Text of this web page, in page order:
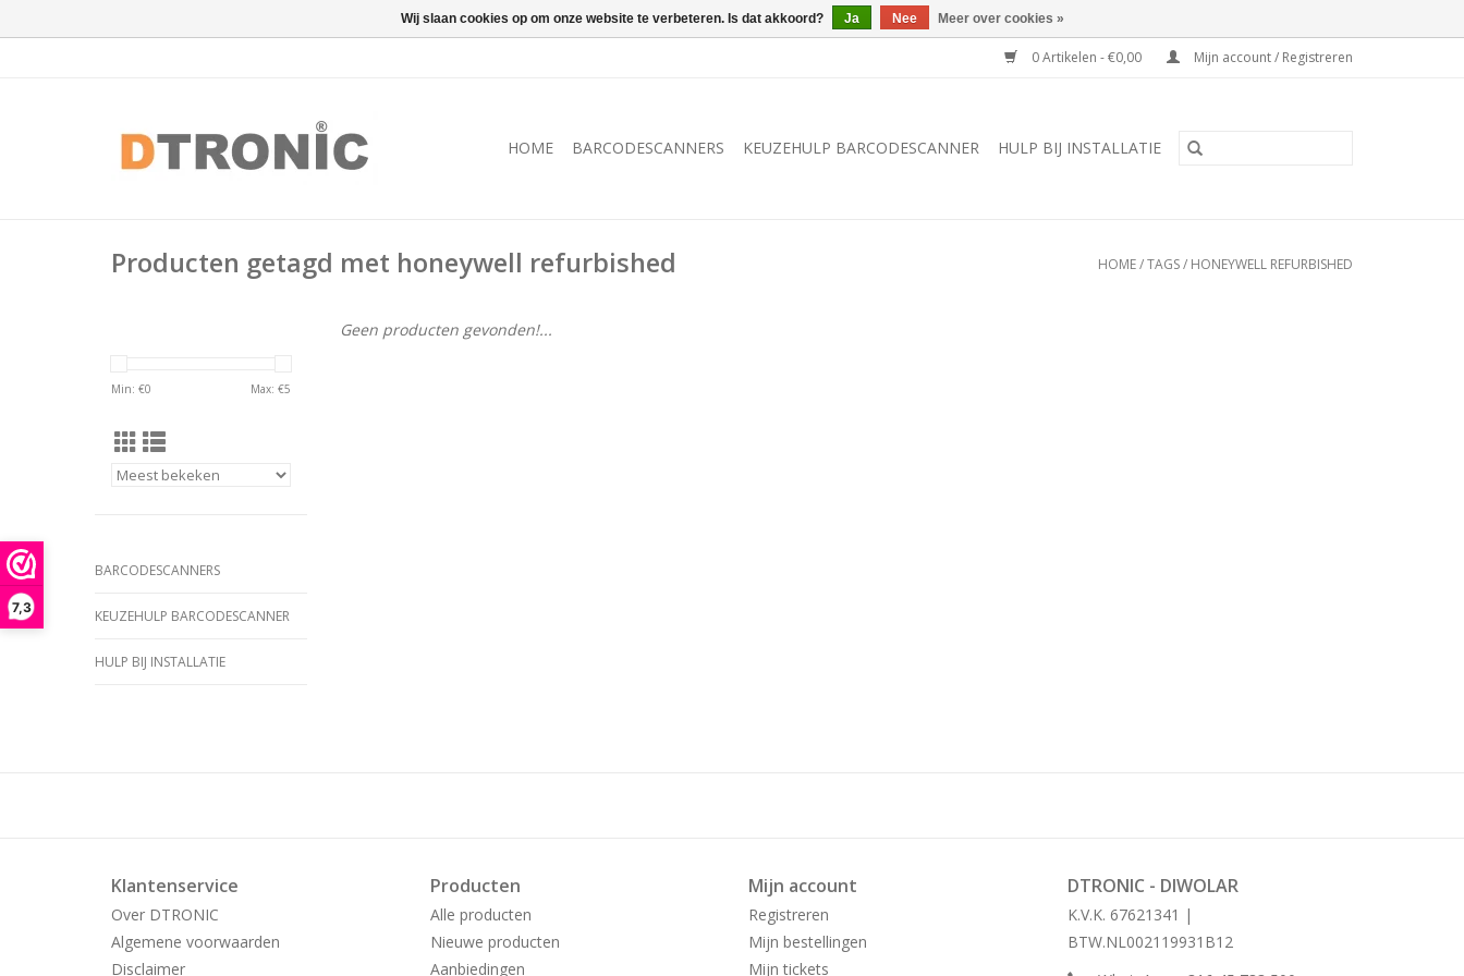
7,3
0 Artikelen - €0,00 Mijn account / Registreren
HOME BARCODESCANNERS KEUZEHULP BARCODESCANNER HULP BIJ INSTALLATIE
Producten getagd met honeywell refurbished HOME/TAGS/ HONEYWELL REFURBISHED
Min: €0 Max: €5
BARCODESCANNERS
KEUZEHULP BARCODESCANNER
HULP BIJ INSTALLATIE
Geen producten gevonden!...
Klantenservice
Over DTRONIC
Algemene voorwaarden
Disclaimer
Producten
Alle producten
Nieuwe producten
Aanbiedingen
Mijn account
Registreren
Mijn bestellingen
Mijn tickets
DTRONIC - DIWOLAR
K.V.K. 67621341 |
BTW.NL002119931B12
Wij slaan cookies op om onze website te verbeteren. Is dat akkoord? Ja Nee Meer over cookies »